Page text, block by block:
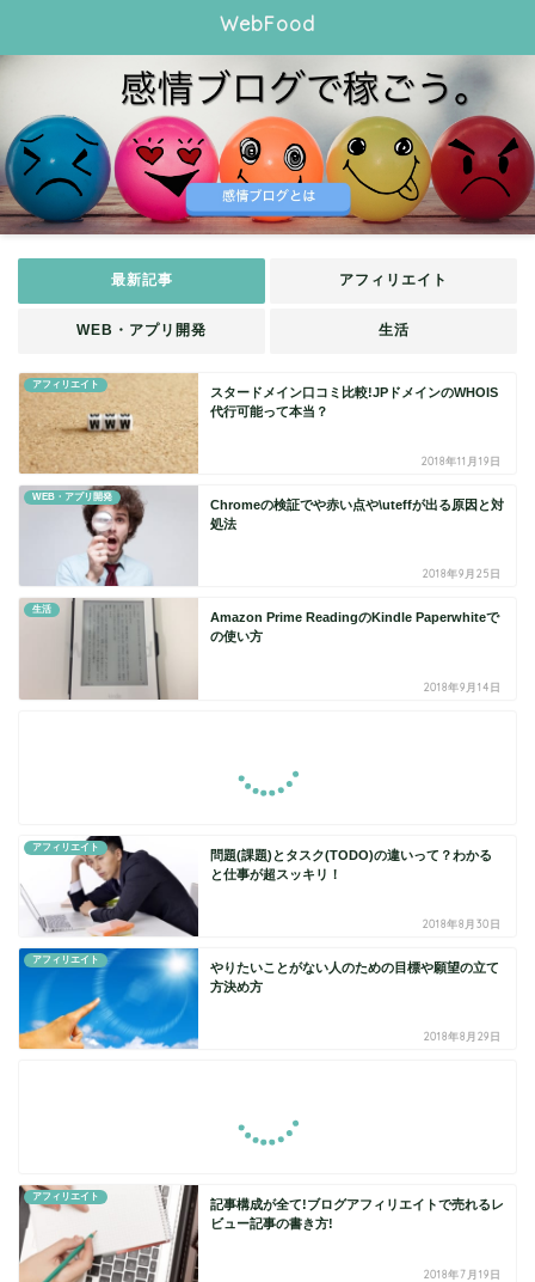
WebFood
最新記事 アフィリエイト
WEB・アプリ開発 生活
アフィリエイト
スタードメイン口コミ比較!JPドメインのWHOIS
代行可能って本当？
2018年11月19日
WEB・アプリ開発
Chromeの検証で や赤い点や\uteffが出る原因と対
処法
2018年9月25日
生活
Amazon Prime ReadingのKindle Paperwhiteで
の使い方
2018年9月14日
アフィリエイト
問題(課題)とタスク(TODO)の違いって？わかる
と仕事が超スッキリ！
2018年8月30日
アフィリエイト
やりたいことがない人のための目標や願望の立て
方決め方
2018年8月29日
アフィリエイト
記事構成が全て!ブログアフィリエイトで売れるレ
ビュー記事の書き方!
2018年7月19日